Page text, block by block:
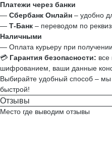
Платежи через банки
— Сбербанк Онлайн – удобно
— Т‑Банк – переводом по
Наличными
— Оплата курьеру при
💳 Гарантия безопасности:
шифрованием, ваши данные
Выбирайте удобный способ –
быстрой!
Отзывы
Место где выводим отзывы